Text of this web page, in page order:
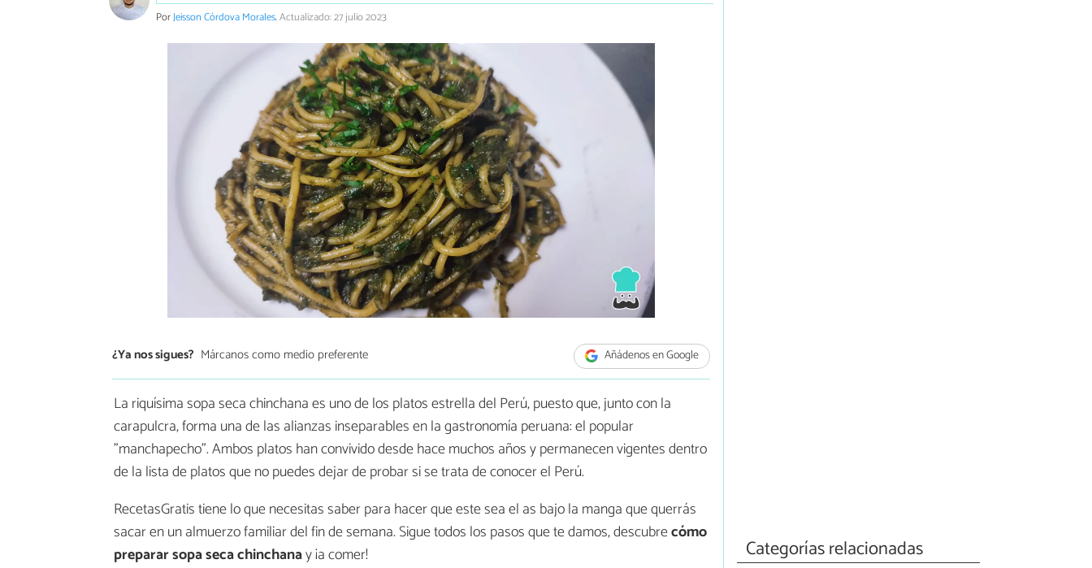
PorJeisson Córdova Morales.Actualizado: 27 julio 2023
¿Ya nos sigues? Márcanos como medio preferente Añádenos en Google
La riquísima sopa seca chinchana es uno de los platos estrella del Perú, puesto que, junto con la
carapulcra, forma una de las alianzas inseparables en la gastronomía peruana: el popular
"manchapecho". Ambos platos han convivido desde hace muchos años y permanecen vigentes dentro
de la lista de platos que no puedes dejar de probar si se trata de conocer el Perú.
RecetasGratis tiene lo que necesitas saber para hacer que este sea el as bajo la manga que querrás
sacar en un almuerzo familiar del fin de semana. Sigue todos los pasos que te damos, descubrecómo
preparar sopa seca chinchanay ¡a comer! Categorías relacionadas